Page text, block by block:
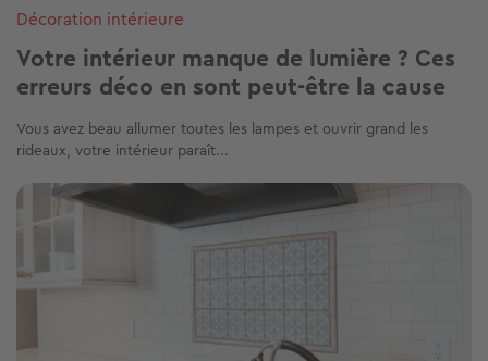
Décoration intérieure
Votre intérieur manque de lumière ? Ces
erreurs déco en sont peut-être la cause
Vous avez beau allumer toutes les lampes et ouvrir grand les
rideaux, votre intérieur paraît...
Image